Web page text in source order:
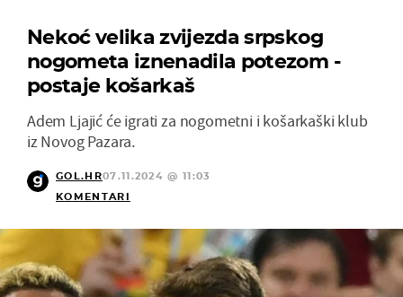
Nekoć velika zvijezda srpskog
nogometa iznenadila potezom -
postaje košarkaš
Adem Ljajić će igrati za nogometni i košarkaški klub
iz Novog Pazara.
GOL.HR07.11.2024 @ 11:03
KOMENTARI